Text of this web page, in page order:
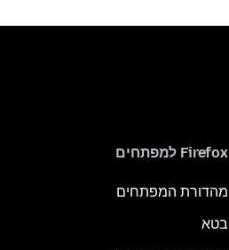
Firefox למפתחים
מהדורת המפתחים
בטא